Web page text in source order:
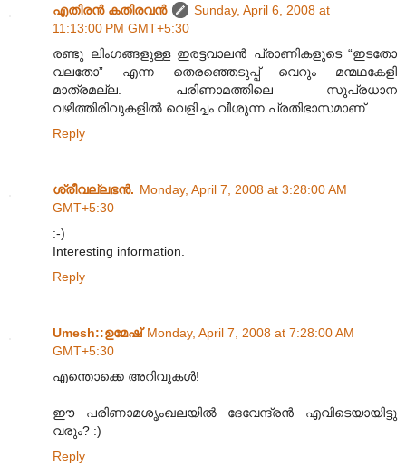
എതിരന്‍ കതിരവന്‍
Sunday, April 6, 2008 at
11:13:00 PM GMT+5:30
രണ്ടു ലിംഗങ്ങളുള്ള ഇരട്ടവാലന്‍ പ്രാണികളുടെ “ഇടതോ
വലതോ” എന്ന തെരഞ്ഞെടുപ്പ് വെറും മന്മഥകേളി
മാത്രമല്ല. പരിണാമത്തിലെ സുപ്രധാന
വഴിത്തിരിവുകളില്‍ വെളിച്ചം വീശുന്ന പ്രതിഭാസമാണ്.
Reply
ശ്രീവല്ലഭന്‍. Monday, April 7, 2008 at 3:28:00 AM
GMT+5:30
:-)
Interesting information.
Reply
Umesh::ഉമേഷ് Monday, April 7, 2008 at 7:28:00 AM
GMT+5:30
എന്തൊക്കെ അറിവുകള്‍!
ഈ പരിണാമശൃംഖലയില്‍ ദേവേന്ദ്രന്‍ എവിടെയായിട്ടു
വരും? :)
Reply